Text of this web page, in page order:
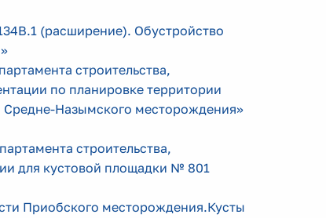
(расширение). Обустройство
строительства,
по планировке территории
Средне-Назымского месторождения»
строительства,
для кустовой площадки № 801
Приобского месторождения.Кусты